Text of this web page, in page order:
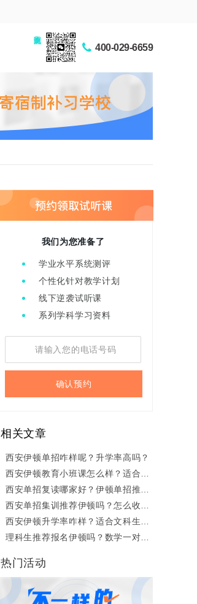
400-029-6659
我们为您准备了
学业水平系统测评
个性化针对教学计划
线下逆袭试听课
系列学科学习资料
确认预约
相关文章
西安伊顿单招咋样呢？升学率高吗？
西安伊顿教育小班课怎么样？适合中
等生吗？
西安单招复读哪家好？伊顿单招推荐
吗？
西安单招集训推荐伊顿吗？怎么收费
的？
西安伊顿升学率咋样？适合文科生
吗？
理科生推荐报名伊顿吗？数学一对一
热门活动